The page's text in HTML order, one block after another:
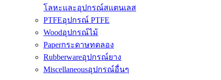
โลหะและอุปกรณ์สแตนเลส
PTFEอุปกรณ์ PTFE
Woodอุปกรณ์ไม้
Paperกระดาษทดลอง
Rubberwareอุปกรณ์ยาง
Miscellaneousอุปกรณ์อื่นๆ